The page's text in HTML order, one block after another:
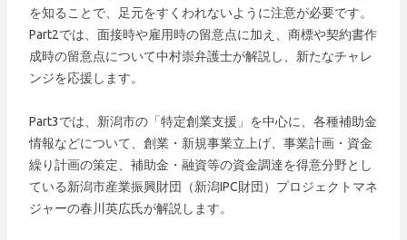
を知ることで、足元をすくわれないように注意が必要です。
Part2では、面接時や雇用時の留意点に加え、商標や契約書作
成時の留意点について中村崇弁護士が解説し、新たなチャレ
ンジを応援します。
Part3では、新潟市の「特定創業支援」を中心に、各種補助金
情報などについて、創業・新規事業立上げ、事業計画・資金
繰り計画の策定、補助金・融資等の資金調達を得意分野とし
ている新潟市産業振興財団（新潟IPC財団）プロジェクトマネ
ジャーの春川英広氏が解説します。